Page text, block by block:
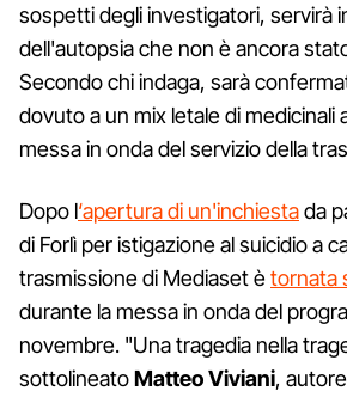
sospetti degli investigatori, servirà
dell'autopsia che non è ancora
Secondo chi indaga, sarà
dovuto a un mix letale di medicinali
messa in onda del servizio della
Dopo l‘apertura di un'inchiestada
di Forlì per istigazione al suicidio a
trasmissione di Mediaset ètornata
durante la messa in onda del
novembre. "Una tragedia nella
sottolineatoMatteo Viviani,